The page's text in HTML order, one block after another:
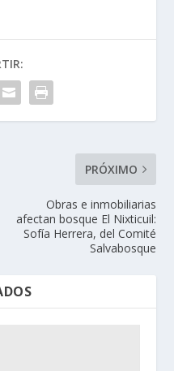
PRÓXIMO
Obras e inmobiliarias
afectan bosque El Nixticuil:
Sofía Herrera, del Comité
Salvabosque